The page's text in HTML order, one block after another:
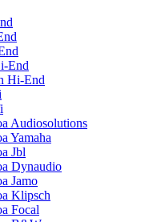
End
Hi-End
Audiosolutions
Yamaha
Jbl
Dynaudio
Jamo
Klipsch
Focal